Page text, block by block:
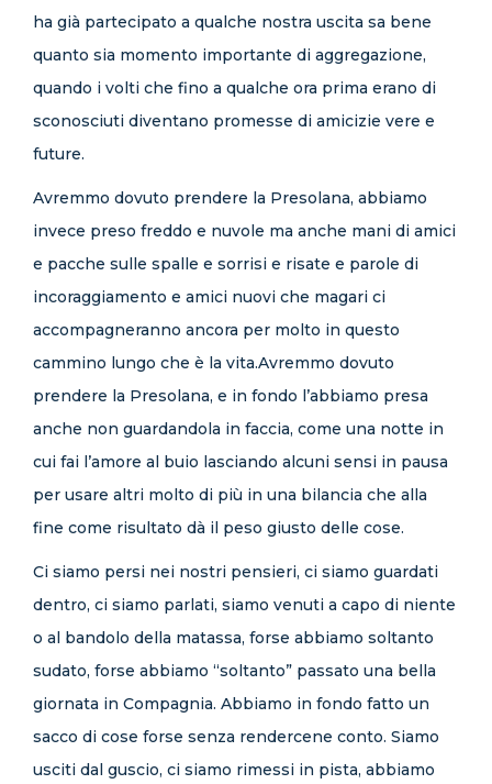
ha già partecipato a qualche nostra uscita sa bene
quanto sia momento importante di aggregazione,
quando i volti che fino a qualche ora prima erano di
sconosciuti diventano promesse di amicizie vere e
future.
Avremmo dovuto prendere la Presolana, abbiamo
invece preso freddo e nuvole ma anche mani di amici
e pacche sulle spalle e sorrisi e risate e parole di
incoraggiamento e amici nuovi che magari ci
accompagneranno ancora per molto in questo
cammino lungo che è la vita.Avremmo dovuto
prendere la Presolana, e in fondo l’abbiamo presa
anche non guardandola in faccia, come una notte in
cui fai l’amore al buio lasciando alcuni sensi in pausa
per usare altri molto di più in una bilancia che alla
fine come risultato dà il peso giusto delle cose.
Ci siamo persi nei nostri pensieri, ci siamo guardati
dentro, ci siamo parlati, siamo venuti a capo di niente
o al bandolo della matassa, forse abbiamo soltanto
sudato, forse abbiamo “soltanto” passato una bella
giornata in Compagnia. Abbiamo in fondo fatto un
sacco di cose forse senza rendercene conto. Siamo
usciti dal guscio, ci siamo rimessi in pista, abbiamo